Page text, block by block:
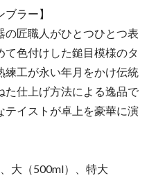
ラー】
匠職人がひとつひとつ表
色付けした鎚目模様のタ
練工が永い年月をかけ伝統
た仕上げ方法による逸品で
テイストが卓上を豪華に演
大（500ml）、特大